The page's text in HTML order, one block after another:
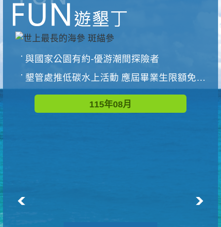
與國家公園有約-優游潮間探險者
墾管處推低碳水上活動 應屆畢業生限額免費參加
115年08月